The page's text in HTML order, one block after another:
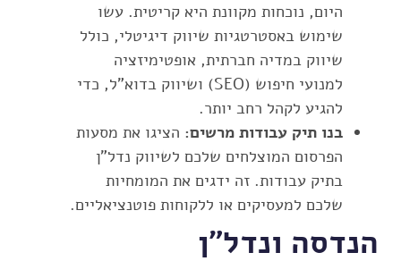
היום, נוכחות מקוונת היא קריטית. עשו
שימוש באסטרטגיות שיווק דיגיטלי, כולל
שיווק במדיה חברתית, אופטימיזציה
למנועי חיפוש (SEO) ושיווק בדוא"ל, כדי
להגיע לקהל רחב יותר.
בנו תיק עבודות מרשים: הציגו את מסעות
הפרסום המוצלחים שלכם לשיווק נדל"ן
בתיק עבודות. זה ידגים את המומחיות
שלכם למעסיקים או ללקוחות פוטנציאליים.
הנדסה ונדל"ן